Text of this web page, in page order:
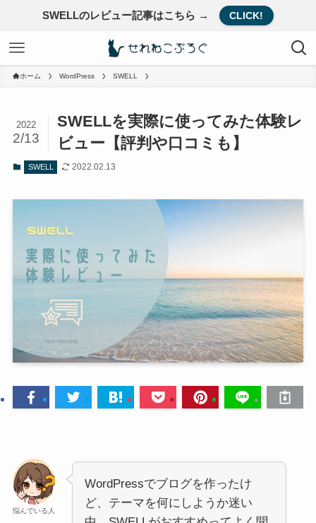
SWELLのレビュー記事はこちら → CLICK!
ホーム WordPress SWELL
SWELLを実際に使ってみた体験レ
ビュー【評判や口コミも】
2022
2/13
SWELL 2022.02.13
悩んでいる人
WordPressでブログを作ったけ
ど、テーマを何にしようか迷い